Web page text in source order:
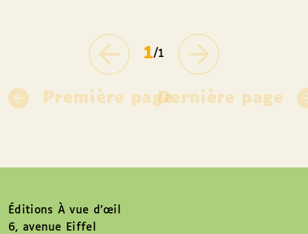
Première page
1/1
Dernière page
Éditions À vue d’œil
6, avenue Eiffel